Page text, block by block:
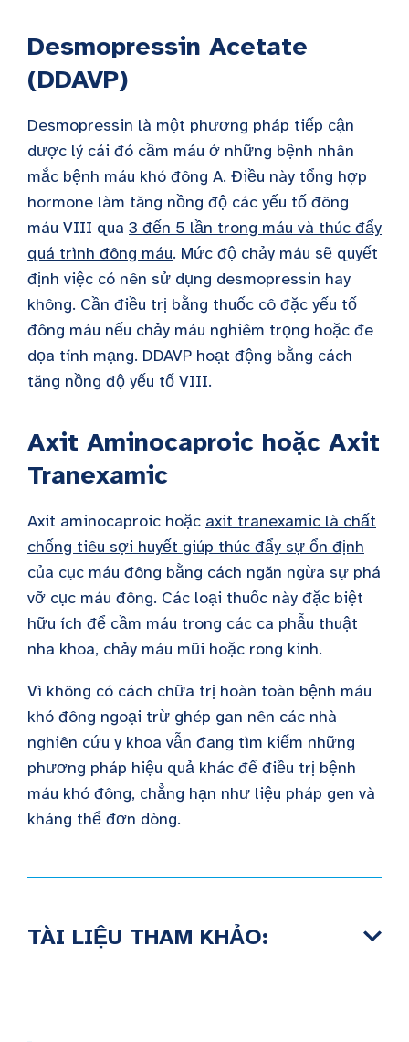
Desmopressin Acetate
(DDAVP)
Desmopressin là một phương pháp tiếp cận
dược lý cái đó cầm máu ở những bệnh nhân
mắc bệnh máu khó đông A. Điều này tổng hợp
hormone làm tăng nồng độ các yếu tố đông
máu VIII qua 3 đến 5 lần trong máu và thúc đẩy
quá trình đông máu. Mức độ chảy máu sẽ quyết
định việc có nên sử dụng desmopressin hay
không. Cần điều trị bằng thuốc cô đặc yếu tố
đông máu nếu chảy máu nghiêm trọng hoặc đe
dọa tính mạng. DDAVP hoạt động bằng cách
tăng nồng độ yếu tố VIII.
Axit Aminocaproic hoặc Axit
Tranexamic
Axit aminocaproic hoặc axit tranexamic là chất
chống tiêu sợi huyết giúp thúc đẩy sự ổn định
của cục máu đông bằng cách ngăn ngừa sự phá
vỡ cục máu đông. Các loại thuốc này đặc biệt
hữu ích để cầm máu trong các ca phẫu thuật
nha khoa, chảy máu mũi hoặc rong kinh.
Vì không có cách chữa trị hoàn toàn bệnh máu
khó đông ngoại trừ ghép gan nên các nhà
nghiên cứu y khoa vẫn đang tìm kiếm những
phương pháp hiệu quả khác để điều trị bệnh
máu khó đông, chẳng hạn như liệu pháp gen và
kháng thể đơn dòng.
TÀI LIỆU THAM KHẢO: